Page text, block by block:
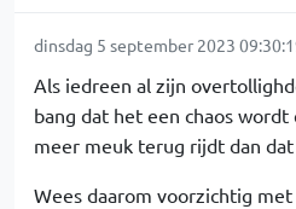
dinsdag 5 september 2023
Als iedreen al zijn
bang dat het een chaos
meer meuk terug rijdt dan
Wees daarom voorzichtig